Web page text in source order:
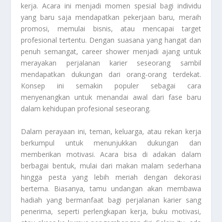
kerja. Acara ini menjadi momen spesial bagi individu
yang baru saja mendapatkan pekerjaan baru, meraih
promosi, memulai bisnis, atau mencapai target
profesional tertentu. Dengan suasana yang hangat dan
penuh semangat, career shower menjadi ajang untuk
merayakan perjalanan karier seseorang sambil
mendapatkan dukungan dari orang-orang terdekat.
Konsep ini semakin populer sebagai cara
menyenangkan untuk menandai awal dari fase baru
dalam kehidupan profesional seseorang.
Dalam perayaan ini, teman, keluarga, atau rekan kerja
berkumpul untuk menunjukkan dukungan dan
memberikan motivasi. Acara bisa di adakan dalam
berbagai bentuk, mulai dari makan malam sederhana
hingga pesta yang lebih meriah dengan dekorasi
bertema. Biasanya, tamu undangan akan membawa
hadiah yang bermanfaat bagi perjalanan karier sang
penerima, seperti perlengkapan kerja, buku motivasi,